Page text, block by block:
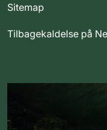
Sitemap
Tilbagekaldelse på